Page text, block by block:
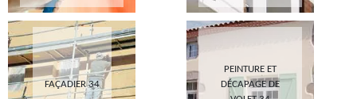
FAÇADIER 34
PEINTURE ET
DÉCAPAGE DE